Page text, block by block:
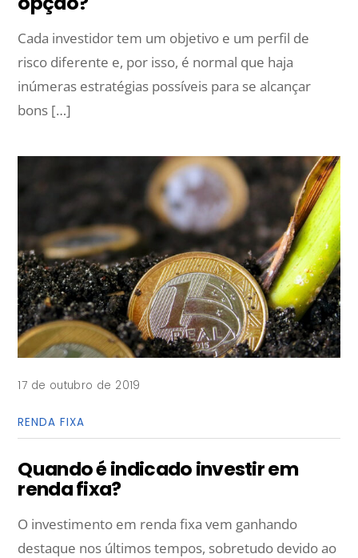
Cada investidor tem um objetivo e um perfil de
risco diferente e, por isso, é normal que haja
inúmeras estratégias possíveis para se alcançar
bons […]
17 de outubro de 2019
RENDA FIXA
Quando é indicado investir em
renda fixa?
O investimento em renda fixa vem ganhando
destaque nos últimos tempos, sobretudo devido ao